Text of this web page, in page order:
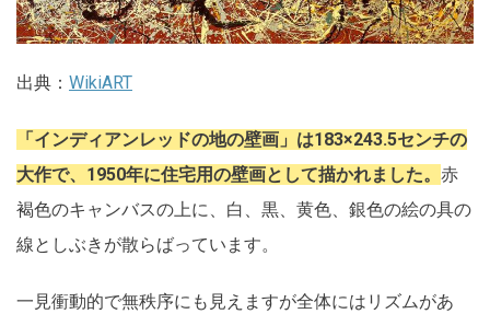
出典： WikiART
「インディアンレッドの地の壁画」は183×243.5センチの
大作で、1950年に住宅用の壁画として描かれました。 赤
褐色のキャンバスの上に、白、黒、黄色、銀色の絵の具の
線としぶきが散らばっています。
一見衝動的で無秩序にも見えますが全体にはリズムがあ